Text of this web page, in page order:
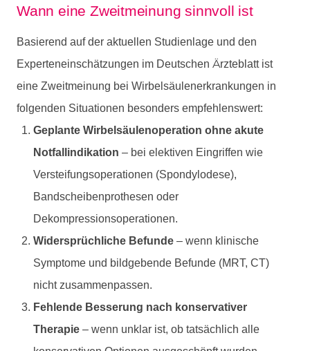
Wann eine Zweitmeinung sinnvoll ist
Basierend auf der aktuellen Studienlage und den
Experteneinschätzungen im Deutschen Ärzteblatt ist
eine Zweitmeinung bei Wirbelsäulenerkrankungen in
folgenden Situationen besonders empfehlenswert:
Geplante Wirbelsäulenoperation ohne akute
Notfallindikation – bei elektiven Eingriffen wie
Versteifungsoperationen (Spondylodese),
Bandscheibenprothesen oder
Dekompressionsoperationen.
Widersprüchliche Befunde – wenn klinische
Symptome und bildgebende Befunde (MRT, CT)
nicht zusammenpassen.
Fehlende Besserung nach konservativer
Therapie – wenn unklar ist, ob tatsächlich alle